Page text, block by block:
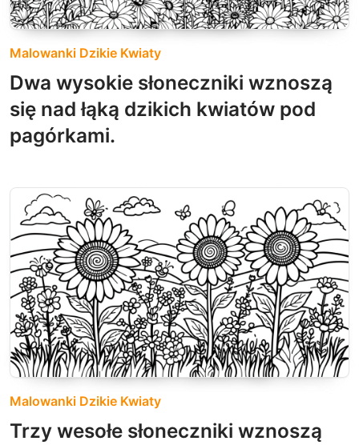
Malowanki Dzikie Kwiaty
Dwa wysokie słoneczniki wznoszą
się nad łąką dzikich kwiatów pod
pagórkami.
Malowanki Dzikie Kwiaty
Trzy wesołe słoneczniki wznoszą